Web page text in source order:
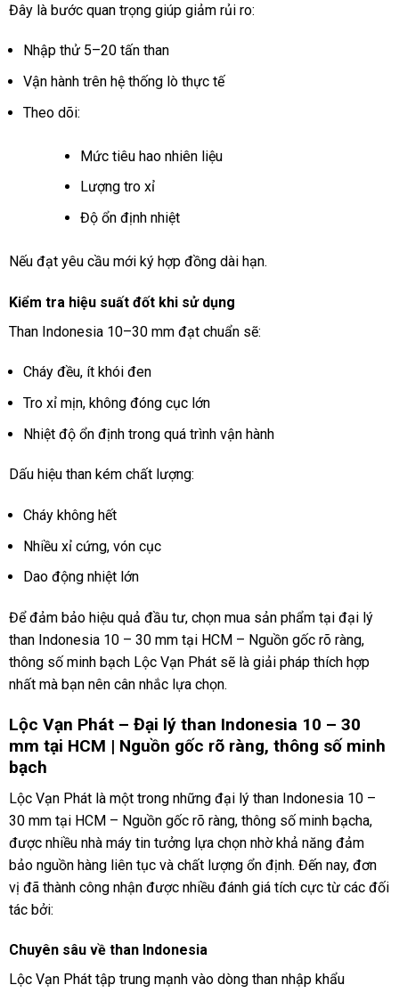
Đây là bước quan trọng giúp giảm rủi ro:
Nhập thử 5–20 tấn than
Vận hành trên hệ thống lò thực tế
Theo dõi:
Mức tiêu hao nhiên liệu
Lượng tro xỉ
Độ ổn định nhiệt
Nếu đạt yêu cầu mới ký hợp đồng dài hạn.
Kiểm tra hiệu suất đốt khi sử dụng
Than Indonesia 10–30 mm đạt chuẩn sẽ:
Cháy đều, ít khói đen
Tro xỉ mịn, không đóng cục lớn
Nhiệt độ ổn định trong quá trình vận hành
Dấu hiệu than kém chất lượng:
Cháy không hết
Nhiều xỉ cứng, vón cục
Dao động nhiệt lớn
Để đảm bảo hiệu quả đầu tư, chọn mua sản phẩm tại đại lý
than Indonesia 10 – 30 mm tại HCM – Nguồn gốc rõ ràng,
thông số minh bạch Lộc Vạn Phát sẽ là giải pháp thích hợp
nhất mà bạn nên cân nhắc lựa chọn.
Lộc Vạn Phát – Đại lý than Indonesia 10 – 30
mm tại HCM | Nguồn gốc rõ ràng, thông số minh
bạch
Lộc Vạn Phát là một trong những đại lý than Indonesia 10 –
30 mm tại HCM – Nguồn gốc rõ ràng, thông số minh bạcha,
được nhiều nhà máy tin tưởng lựa chọn nhờ khả năng đảm
bảo nguồn hàng liên tục và chất lượng ổn định. Đến nay, đơn
vị đã thành công nhận được nhiều đánh giá tích cực từ các đối
tác bởi:
Chuyên sâu về than Indonesia
Lộc Vạn Phát tập trung mạnh vào dòng than nhập khẩu